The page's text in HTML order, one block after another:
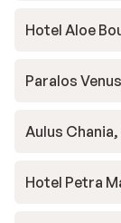
Hotel Aloe
Paralos
Aulus
Hotel Petra